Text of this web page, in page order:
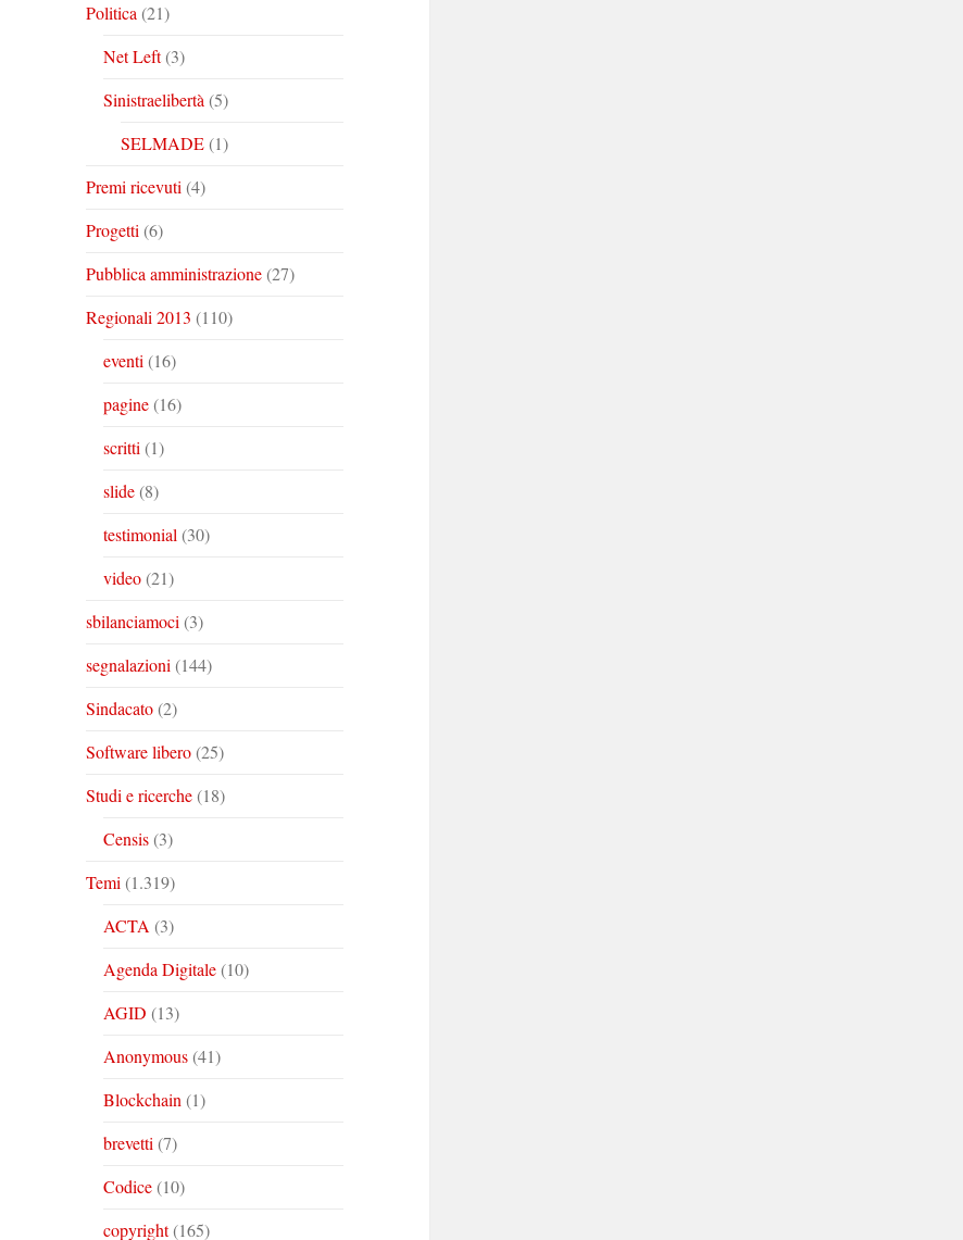
Politica (21)
Net Left(3)
Sinistraelibertà (5)
SELMADE(1)
Premi ricevuti (4)
Progetti (6)
Pubblica amministrazione(27)
Regionali 2013 (110)
eventi (16)
pagine(16)
scritti (1)
slide(8)
testimonial (30)
video(21)
sbilanciamoci (3)
segnalazioni (144)
Sindacato(2)
Software libero(25)
Studi e ricerche(18)
Censis(3)
Temi (1.319)
ACTA (3)
Agenda Digitale(10)
AGID (13)
Anonymous(41)
Blockchain (1)
brevetti (7)
Codice(10)
copyright(165)